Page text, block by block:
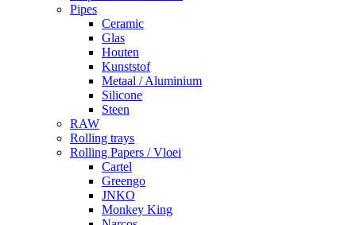
Pipes
Ceramic
Glas
Houten
Kunststof
Metaal / Aluminium
Silicone
Steen
RAW
Rolling trays
Rolling Papers / Vloei
Cartel
Greengo
JNKO
Monkey King